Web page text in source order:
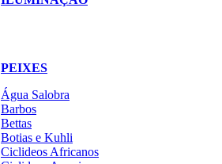
PEIXES
Água Salobra
Barbos
Bettas
Botias e Kuhli
Ciclideos Africanos